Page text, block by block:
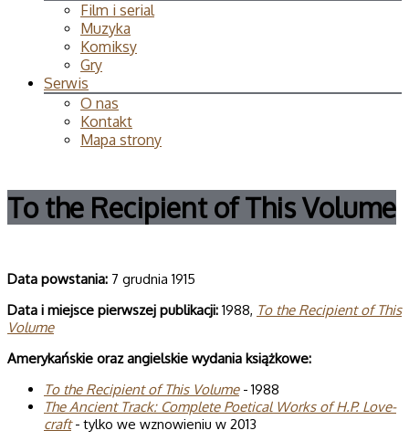
Film i serial
Muzyka
Komiksy
Gry
Serwis
O nas
Kontakt
Mapa strony
To the Recipient of This Volume
Data powsta­nia: 7 grudnia 1915
Data i miej­sce pierw­szej publi­ka­cji: 1988, To the Recipient of This
Volume
Ame­ry­kań­skie oraz angiel­skie wyda­nia książkowe:
To the Recipient of This Volume- 1988
The Ancient Track: Com­plete Poeti­cal Works of H.P. Love­
craft- tylko we wznowieniu w 2013